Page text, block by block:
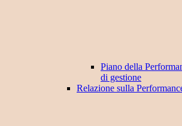
Piano della
di gestione
Relazione sulla